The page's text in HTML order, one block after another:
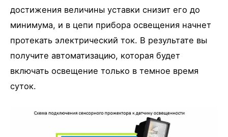
достижения величины уставки снизит его до
минимума, и в цепи прибора освещения начнет
протекать электрический ток. В результате вы
получите автоматизацию, которая будет
включать освещение только в темное время
суток.